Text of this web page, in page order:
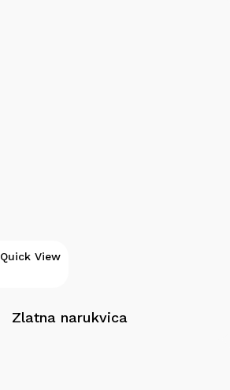
Quick View
Zlatna narukvica